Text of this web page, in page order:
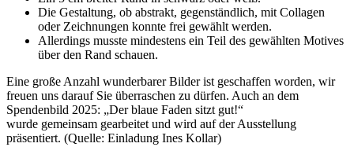
Die Gestaltung, ob abstrakt, gegenständlich, mit Collagen
oder Zeichnungen konnte frei gewählt werden.
Allerdings musste mindestens ein Teil des gewählten Motives
über den Rand schauen.
Eine große Anzahl wunderbarer Bilder ist geschaffen worden, wir
freuen uns darauf Sie überraschen zu dürfen. Auch an dem
Spendenbild 2025: „Der blaue Faden sitzt gut!“
wurde gemeinsam gearbeitet und wird auf der Ausstellung
präsentiert. (Quelle: Einladung Ines Kollar)